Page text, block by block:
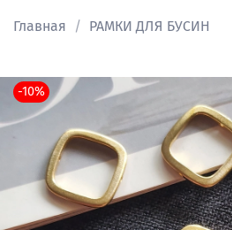
Главная РАМКИ ДЛЯ БУСИН
-10%